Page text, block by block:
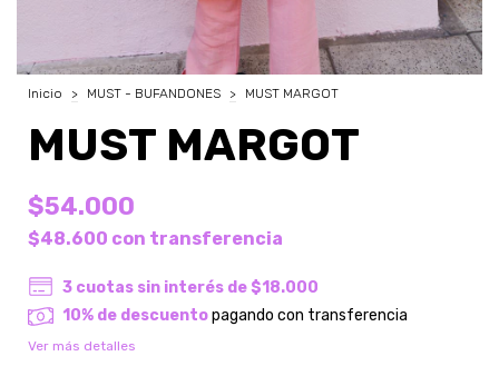
Inicio > MUST - BUFANDONES > MUST MARGOT
MUST MARGOT
$54.000
$48.600 con transferencia
3 cuotas sin interés de$18.000
10% de descuentopagando con transferencia
Ver más detalles